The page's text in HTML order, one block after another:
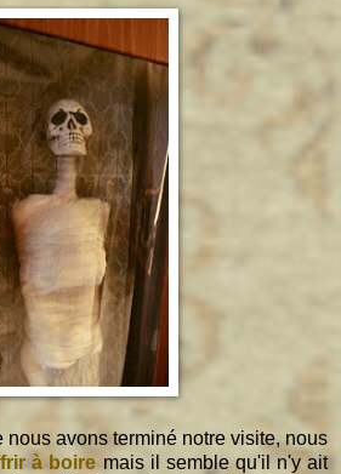
avons terminé notre visite, nous
à boire mais il semble qu'il n'y ait